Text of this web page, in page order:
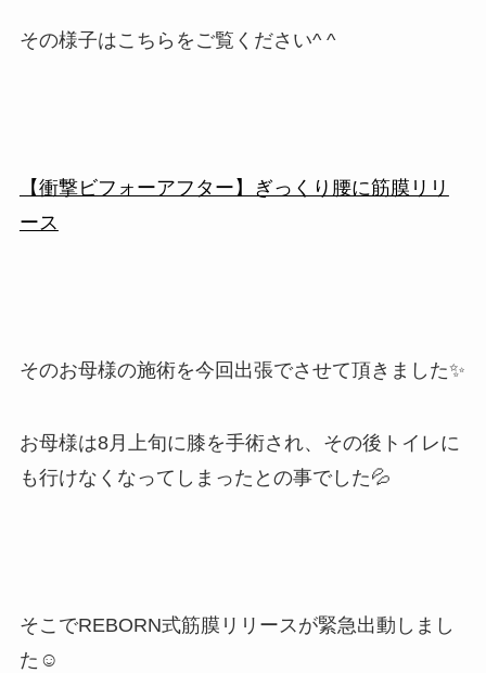
その様子はこちらをご覧ください^ ^
【衝撃ビフォーアフター】ぎっくり腰に筋膜リリ
ース
そのお母様の施術を今回出張でさせて頂きました✨
お母様は8月上旬に膝を手術され、その後トイレに
も行けなくなってしまったとの事でした💦
そこでREBORN式筋膜リリースが緊急出動しまし
た☺️